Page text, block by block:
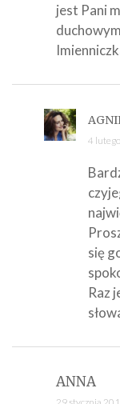
jest Pani
4
się
Raz
ANNA